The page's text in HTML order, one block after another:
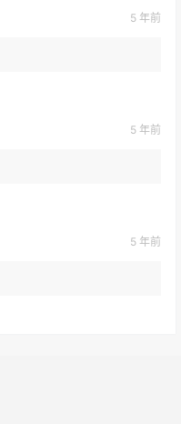
5 年前
5 年前
5 年前